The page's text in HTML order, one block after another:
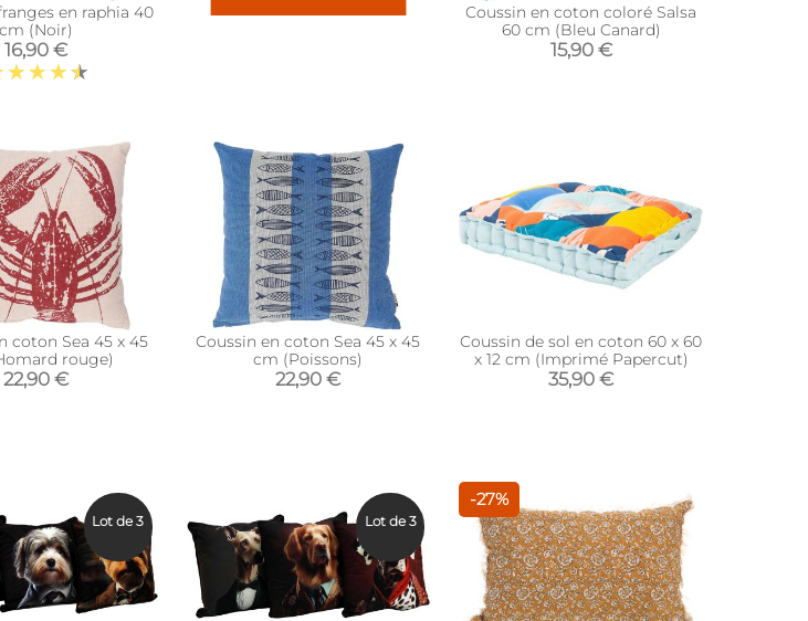
en raphia 40
cm (Noir)
16,90 €
Coussin en coton coloré Salsa
60 cm (Bleu Canard)
15,90 €
coton Sea 45 x 45
rouge)
22,90 €
Coussin en coton Sea 45 x 45
cm (Poissons)
22,90 €
Coussin de sol en coton 60 x 60
x 12 cm (Imprimé Papercut)
35,90 €
Lot de 3 Lot de 3
-27%